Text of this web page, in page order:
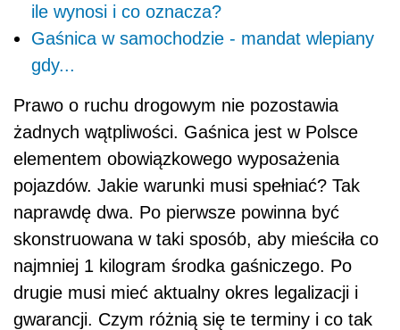
ile wynosi i co oznacza?
Gaśnica w samochodzie - mandat wlepiany
gdy...
Prawo o ruchu drogowym nie pozostawia
żadnych wątpliwości. Gaśnica jest w Polsce
elementem obowiązkowego wyposażenia
pojazdów. Jakie warunki musi spełniać? Tak
naprawdę dwa. Po pierwsze powinna być
skonstruowana w taki sposób, aby mieściła co
najmniej 1 kilogram środka gaśniczego. Po
drugie musi mieć aktualny okres legalizacji i
gwarancji. Czym różnią się te terminy i co tak